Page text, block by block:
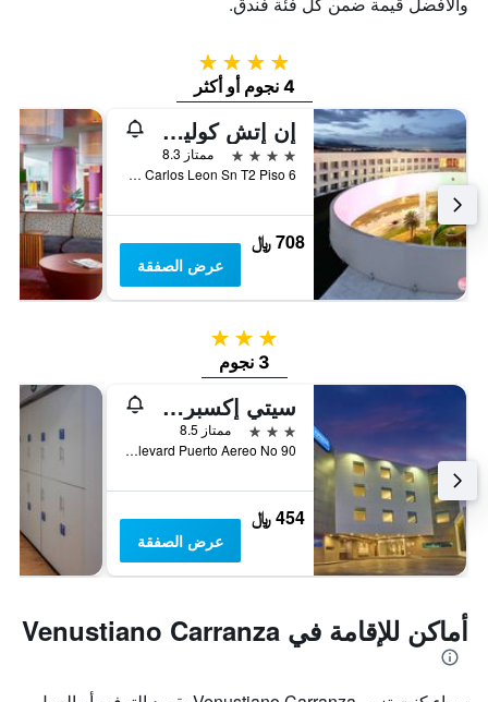
4 نجوم
4 نجوم أو أكثر
إن إتش كوليكشن مكسيكو سيتي أيربورت ترمينال2
4 نجوم
ممتاز 8.3
Capitan Carlos Leon Sn T2 Piso 6, مكسيكو ستي, ولاية مقاطعة مدينة مكسيكو الفيدرالية, المكسيك
708 ﷼
عرض الصفقة
3 نجوم
3 نجوم
سيتي إكسبرس باي ماريوت سيوداد دي ميكسيكو أيروبويرتو
3 نجوم
ممتاز 8.5
Boulevard Puerto Aereo No 90, مكسيكو ستي, ولاية مقاطعة مدينة مكسيكو الفيدرالية, المكسيك
454 ﷼
عرض الصفقة
أماكن للإقامة في Venustiano Carranza